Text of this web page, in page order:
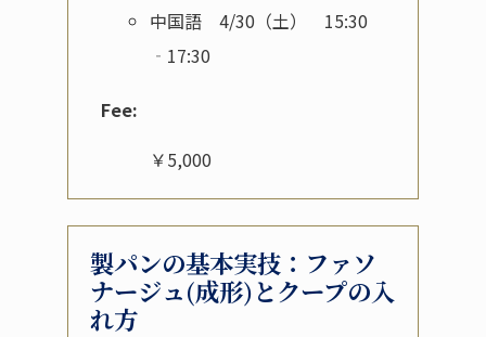
中国語 4/30（土） 15:30
‐17:30
Fee:
￥5,000
製パンの基本実技：ファソ
ナージュ(成形)とクープの入
れ方